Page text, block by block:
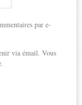
par e-
via émail. Vous